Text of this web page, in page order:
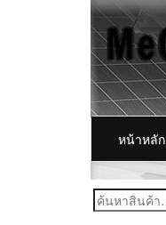
หน้าหลัก
ค้นหา: